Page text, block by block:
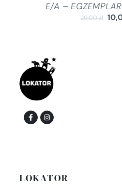
E/A –
29,00zł
LOKATOR